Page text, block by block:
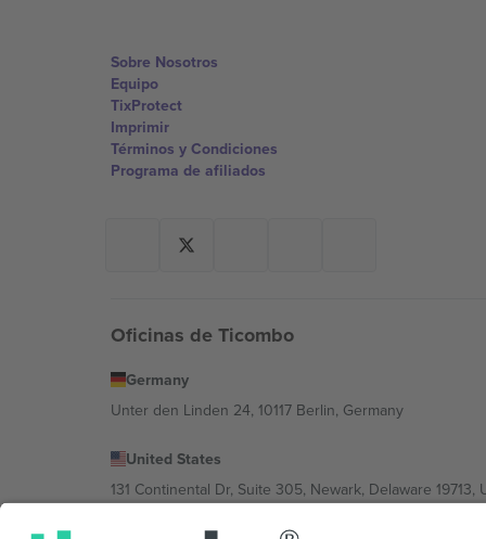
Sobre Nosotros
Equipo
TixProtect
Imprimir
Términos y Condiciones
Programa de afiliados
Oficinas de Ticombo
Germany
Unter den Linden 24, 10117 Berlin, Germany
United States
131 Continental Dr, Suite 305, Newark, Delaware 19713,